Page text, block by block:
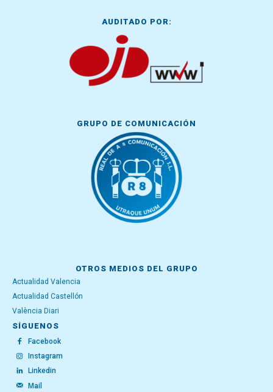
AUDITADO POR:
GRUPO DE COMUNICACIÓN
OTROS MEDIOS DEL GRUPO
Actualidad Valencia
Actualidad Castellón
València Diari
SÍGUENOS
Facebook
Instagram
Linkedin
Mail